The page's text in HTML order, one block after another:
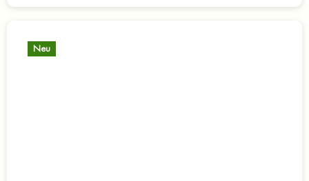
Neu